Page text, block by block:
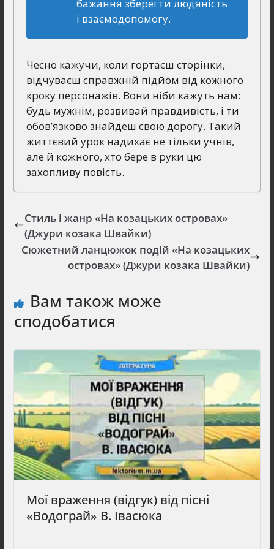
бажання зберегти людяність
і взаємодопомогу.
Чесно кажучи, коли гортаєш сторінки,
відчуваєш справжній підйом від кожного
кроку персонажів. Вони ніби кажуть нам:
будь мужнім, розвивай правдивість, і ти
обов’язково знайдеш свою дорогу. Такий
життєвий урок надихає не тільки учнів,
але й кожного, хто бере в руки цю
захопливу повість.
Стиль і жанр «На козацьких островах»
(Джури козака Швайки)
Сюжетний ланцюжок подій «На козацьких
островах» (Джури козака Швайки)
Вам також може
сподобатися
Мої враження (відгук) від пісні
«Водограй» В. Івасюка